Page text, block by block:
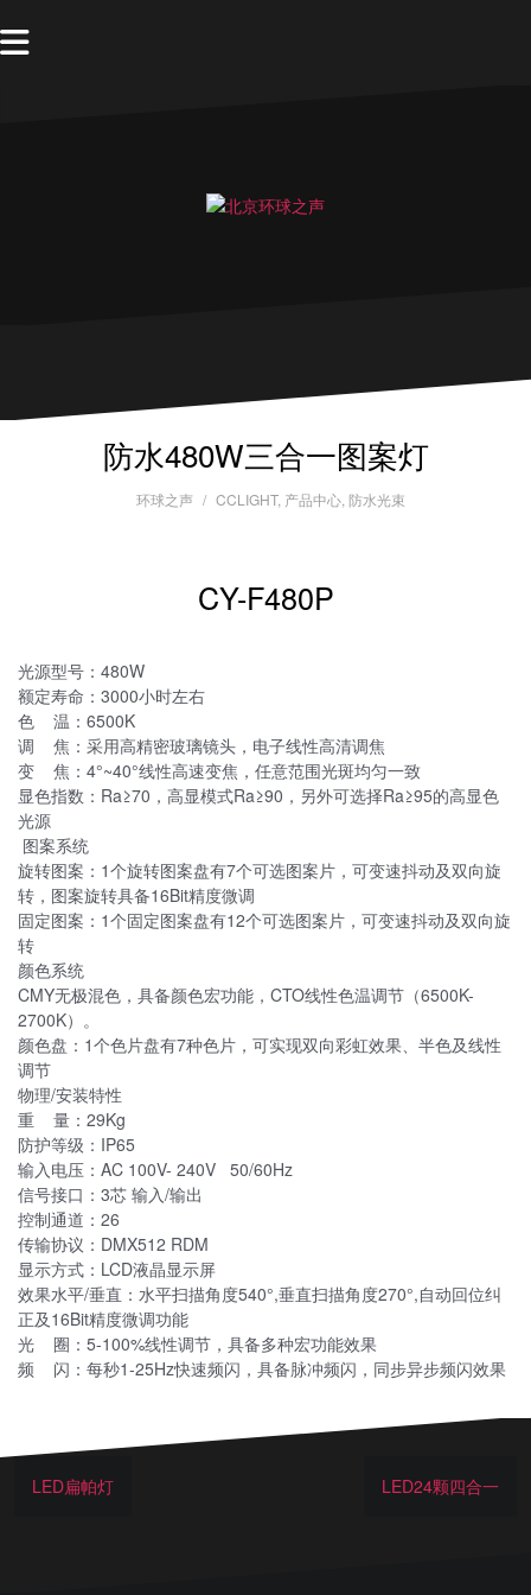
防水480W三合一图案灯
环球之声 CCLIGHT, 产品中心, 防水光束
CY-F480P
光源型号：480W
额定寿命：3000小时左右
色 温：6500K
调 焦：采用高精密玻璃镜头，电子线性高清调焦
变 焦：4°~40°线性高速变焦，任意范围光斑均匀一致
显色指数：Ra≥70，高显模式Ra≥90，另外可选择Ra≥95的高显色
光源
图案系统
旋转图案：1个旋转图案盘有7个可选图案片，可变速抖动及双向旋
转，图案旋转具备16Bit精度微调
固定图案：1个固定图案盘有12个可选图案片，可变速抖动及双向旋
转
颜色系统
CMY无极混色，具备颜色宏功能，CTO线性色温调节（6500K-
2700K）。
颜色盘：1个色片盘有7种色片，可实现双向彩虹效果、半色及线性
调节
物理/安装特性
重 量：29Kg
防护等级：IP65
输入电压：AC 100V- 240V 50/60Hz
信号接口：3芯 输入/输出
控制通道：26
传输协议：DMX512 RDM
显示方式：LCD液晶显示屏
效果水平/垂直：水平扫描角度540°,垂直扫描角度270°,自动回位纠
正及16Bit精度微调功能
光 圈：5-100%线性调节，具备多种宏功能效果
频 闪：每秒1-25Hz快速频闪，具备脉冲频闪，同步异步频闪效果
LED扁帕灯 LED24颗四合一